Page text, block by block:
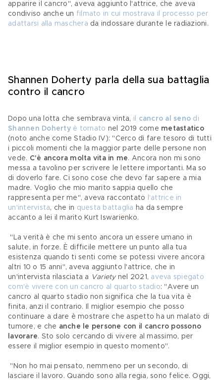
apparire il cancro", aveva aggiunto l'attrice, che aveva
condiviso anche un filmato in cui mostrava il processo per
adattarsi alla maschera da indossare durante le radiazioni.
Shannen Doherty parla della sua battaglia
contro il cancro
Dopo una lotta che sembrava vinta, i cancro al seno di
Shannen Doherty è tornato nel 2019 come metastatico
(noto anche come Stadio IV): "Cerco di fare tesoro di tutti
i piccoli momenti che la maggior parte delle persone non
vede. C'è ancora molta vita in me. Ancora non mi sono
messa a tavolino per scrivere le lettere importanti. Ma so
di doverlo fare. Ci sono cose che devo far sapere a mia
madre. Voglio che mio marito sappia quello che
rappresenta per me", aveva raccontato
l'attrice in
un'intervista, che in questa battaglia ha da sempre
accanto a lei il marito Kurt Iswarienko.
salute, in forze. È difficile mettere un punto alla tua
esistenza quando ti senti come se potessi vivere ancora
altri 10 o 15 anni", aveva aggiunto l'attrice, che in
un'intervista rilasciata a
Variety nel 2021, aveva spiegato
com'è vivere con un cancro al quarto stadio: "Avere un
cancro al quarto stadio non significa che la tua vita è
finita, anzi il contrario. Il miglior esempio che posso
continuare a dare è mostrare che aspetto ha un malato di
tumore, e che anche le persone con il cancro possono
lavorare. Sto solo cercando di vivere al massimo, per
essere il miglior esempio in questo momento".
lasciare il lavoro. Quando sono alla regia, sono felice. Oggi,